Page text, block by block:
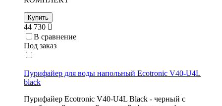
Купить
44 730
В сравнение
Под заказ
Пурифайер для воды напольный Ecotronic V40-U4L
black
Пурифайер Ecotronic V40-U4L Black - черный с